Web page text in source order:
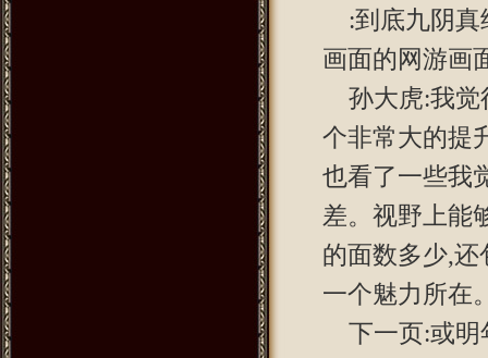
:到底九阴
画面的网游画
孙大虎:我觉
个非常大的提
也看了一些我
差。视野上能
的面数多少,
一个魅力所在
下一页:或明